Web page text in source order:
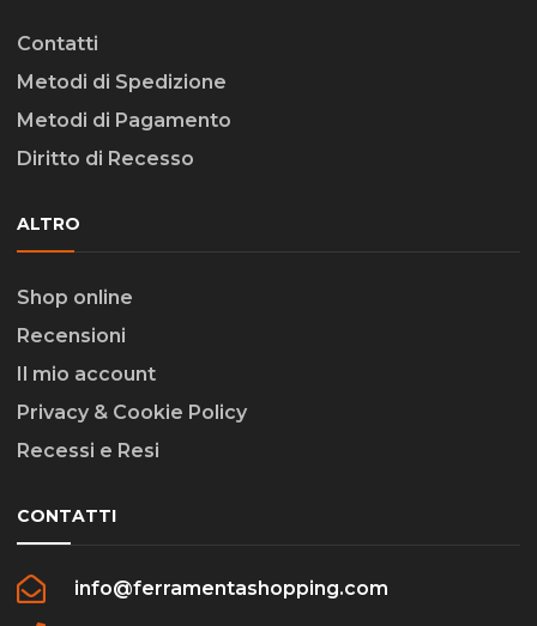
Contatti
Metodi di Spedizione
Metodi di Pagamento
Diritto di Recesso
ALTRO
Shop online
Recensioni
Il mio account
Privacy & Cookie Policy
Recessi e Resi
CONTATTI
info@ferramentashopping.com